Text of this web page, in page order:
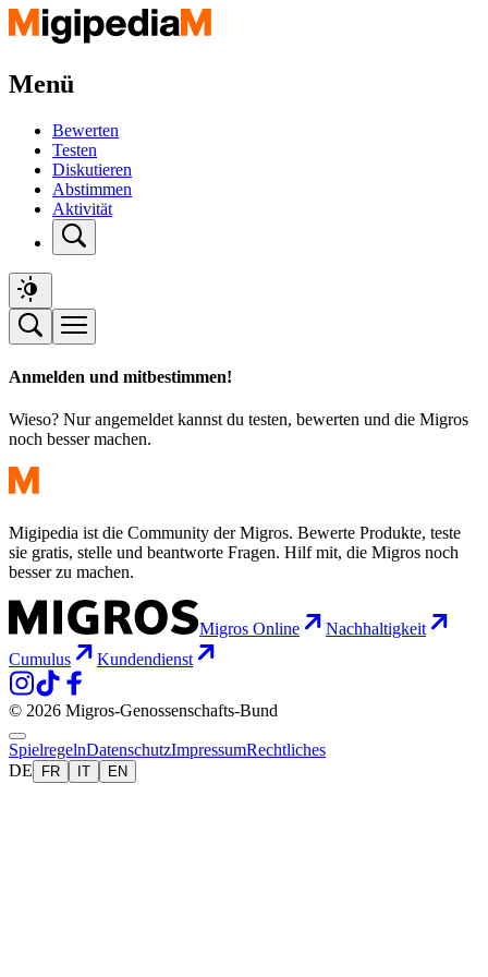
Menü
Bewerten
Testen
Diskutieren
Abstimmen
Aktivität
Anmelden und mitbestimmen!
Wieso? Nur angemeldet kannst du testen, bewerten und die Migros
noch besser machen.
Migipedia ist die Community der Migros. Bewerte Produkte, teste
sie gratis, stelle und beantworte Fragen. Hilf mit, die Migros noch
besser zu machen.
Migros Online
Nachhaltigkeit
Cumulus
Kundendienst
© 2026 Migros-Genossenschafts-Bund
SpielregelnDatenschutzImpressumRechtliches
DE
FR IT EN